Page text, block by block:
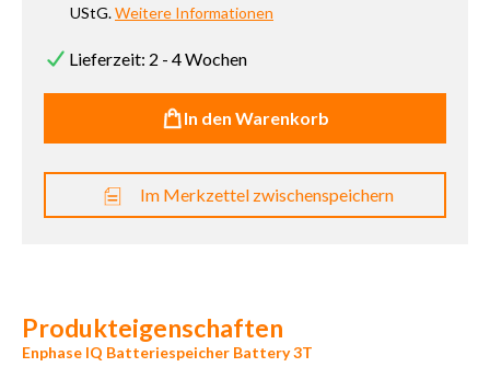
UStG.Weitere Informationen
Lieferzeit: 2 - 4 Wochen
In den Warenkorb
Im Merkzettel zwischenspeichern
Produkteigenschaften
Enphase IQ Batteriespeicher Battery 3T